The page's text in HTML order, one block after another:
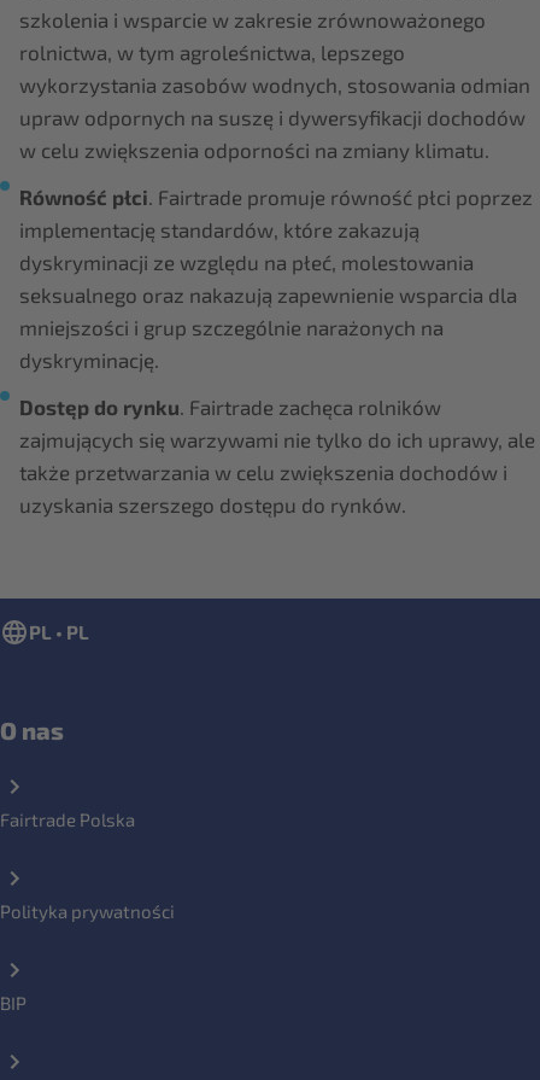
szkolenia i wsparcie w zakresie zrównoważonego
rolnictwa, w tym agroleśnictwa, lepszego
wykorzystania zasobów wodnych, stosowania odmian
upraw odpornych na suszę i dywersyfikacji dochodów
w celu zwiększenia odporności na zmiany klimatu.
Równość płci. Fairtrade promuje równość płci poprzez
implementację standardów, które zakazują
dyskryminacji ze względu na płeć, molestowania
seksualnego oraz nakazują zapewnienie wsparcia dla
mniejszości i grup szczególnie narażonych na
dyskryminację.
Dostęp do rynku. Fairtrade zachęca rolników
zajmujących się warzywami nie tylko do ich uprawy, ale
także przetwarzania w celu zwiększenia dochodów i
uzyskania szerszego dostępu do rynków.
PL • PL
O nas
Fairtrade Polska
Polityka prywatności
BIP